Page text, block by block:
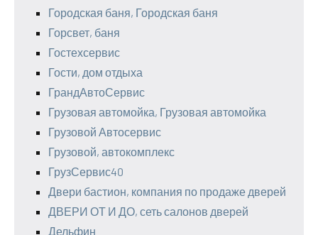
Городская баня, Городская баня
Горсвет, баня
Гостехсервис
Гости, дом отдыха
ГрандАвтоСервис
Грузовая автомойка, Грузовая автомойка
Грузовой Автосервис
Грузовой, автокомплекс
ГрузСервис40
Двери бастион, компания по продаже дверей
ДВЕРИ ОТ И ДО, сеть салонов дверей
Дельфин